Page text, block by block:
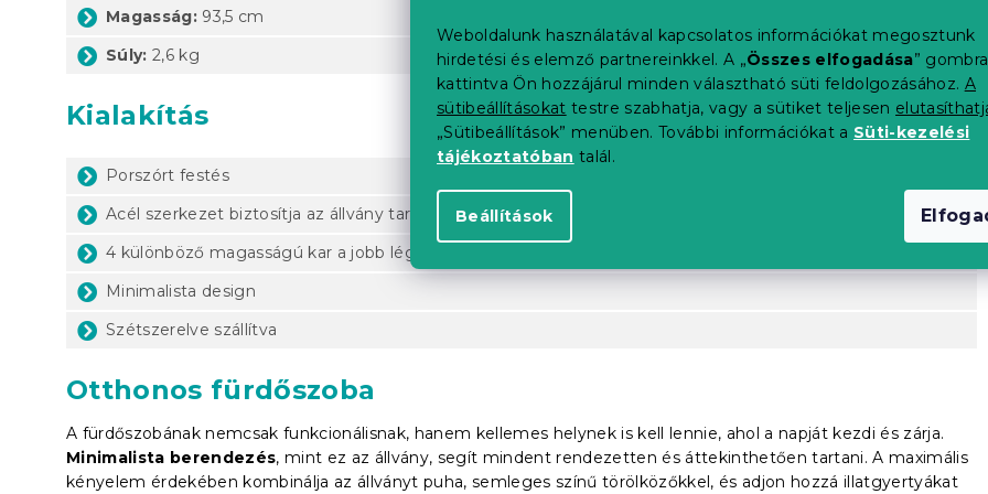
Weboldalunk használatával kapcsolatos információkat megosztunk
hirdetési és elemző partnereinkkel. A „Összes elfogadása” gombra
kattintva Ön hozzájárul minden választható süti feldolgozásához. A
sütibeállításokat testre szabhatja, vagy a sütiket teljesen
„Sütibeállítások” menüben. További információkat a Süti-kezelési
tájékoztatóban talál.
Beállítások
Magasság: 93,5 cm
Súly: 2,6 kg
Kialakítás
Porszórt festés
Acél szerkezet biztosítja az állvány tartósságát
4 különböző magasságú kar a jobb légáramlás érdekében
Minimalista design
Szétszerelve szállítva
Otthonos fürdőszoba
A fürdőszobának nemcsak funkcionálisnak, hanem kellemes helynek is kell lennie, ahol a napját kezdi és zárja.
Minimalista berendezés, mint ez az állvány, segít mindent rendezetten és áttekinthetően tartani. A maximális
kényelem érdekében kombinálja az állványt puha, semleges színű törölközőkkel, és adjon hozzá illatgyertyákat